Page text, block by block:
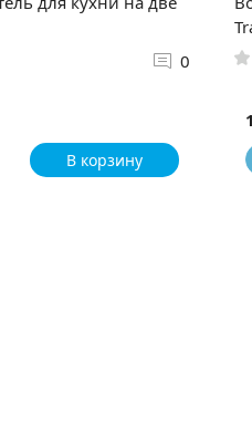
0
В корзину